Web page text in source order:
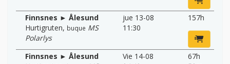
Finnsnes ► Ålesund
Hurtigruten, buque MS
Polarlys
jue 13-08
11:30
157h
Finnsnes ► Ålesund
Vie 14-08
67h